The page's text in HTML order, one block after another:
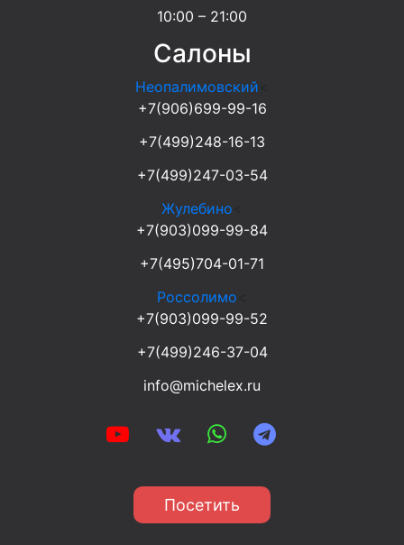
10:00 – 21:00
Салоны
Неопалимовский
+7(906)699-99-16
+7(499)248-16-13
+7(499)247-03-54
Жулебино
+7(903)099-99-84
+7(495)704-01-71
Россолимо
+7(903)099-99-52
+7(499)246-37-04
info@michelex.ru
Посетить